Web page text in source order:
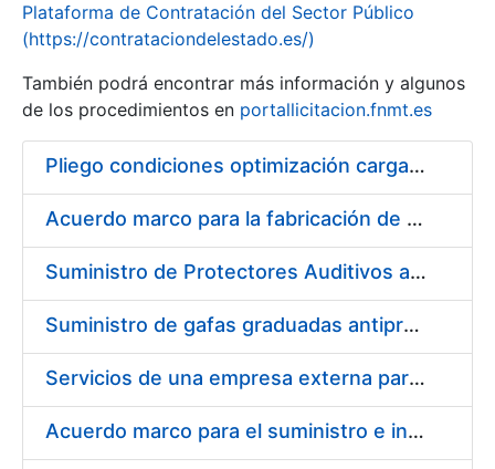
Plataforma de Contratación del Sector Público
(https://contrataciondelestado.es/)
También podrá encontrar más información y algunos
de los procedimientos en portallicitacion.fnmt.es
Pliego condiciones optimización cargas compras firmado
Acuerdo marco para la fabricación de piezas
Suministro de Protectores Auditivos a medida para las personas trabajadoras de los Centros de Trabajo de Madrid y Burgos
Suministro de gafas graduadas antiproyecciones para los trabajadores de la FNMT-RCM en los centros de trabajo de Madrid y Burgos
Servicios de una empresa externa para el asesoramiento y resolución de los recursos de alzada que se presentan relacionados con procesos de selección para la FNMT-RCM
Acuerdo marco para el suministro e instalación de persianas, estores y otros complementos